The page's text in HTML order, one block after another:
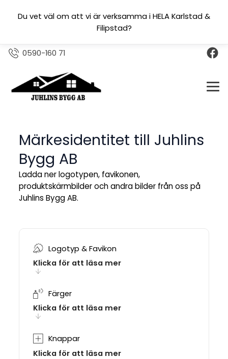
Du vet väl om att vi är verksamma i HELA Karlstad &
Filipstad?
0590-160 71
Märkesidentitet till Juhlins
Bygg AB
Ladda ner logotypen, favikonen,
produktskärmbilder ochandra bilder från oss på
Juhlins Bygg AB.
Logotyp & Favikon
Klicka för att läsa mer
Färger
Klicka för att läsa mer
Knappar
Klicka för att läsa mer